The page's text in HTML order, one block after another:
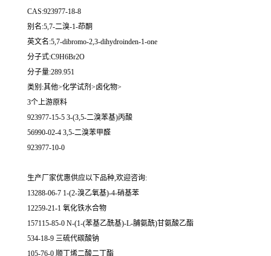
CAS:923977-18-8
别名:5,7-二溴-1-茚酮
英文名:5,7-dibromo-2,3-dihydroinden-1-one
分子式:C9H6Br2O
分子量:289.951
类别:其他>化学试剂>卤化物>
3个上游原料
923977-15-5 3-(3,5-二溴苯基)丙酸
56990-02-4 3,5-二溴苯甲醛
923977-10-0
生产厂家优惠供应以下品种,欢迎咨询:
13288-06-7 1-(2-溴乙氧基)-4-硝基苯
12259-21-1 氧化铁水合物
157115-85-0 N-(1-(苯基乙酰基)-L-脯氨酰)甘氨酸乙酯
534-18-9 三硫代碳酸钠
105-76-0 顺丁烯二酸二丁酯